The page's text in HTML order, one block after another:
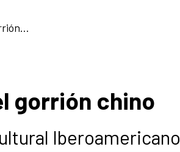
Puesta en circulación: Noling, el gorrión chino
gorrión chino
Iberoamericano